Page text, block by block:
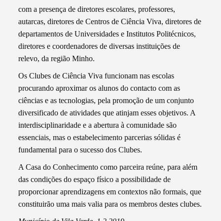
com a presença de diretores escolares, professores,
autarcas, diretores de Centros de Ciência Viva, diretores de
departamentos de Universidades e Institutos Politécnicos,
diretores e coordenadores de diversas instituições de
relevo, da região Minho.
Os Clubes de Ciência Viva funcionam nas escolas
procurando aproximar os alunos do contacto com as
ciências e as tecnologias, pela promoção de um conjunto
diversificado de atividades que atinjam esses objetivos. A
interdisciplinaridade e a abertura à comunidade são
essenciais, mas o estabelecimento parcerias sólidas é
fundamental para o sucesso dos Clubes.
A Casa do Conhecimento como parceira reúne, para além
das condições do espaço físico a possibilidade de
proporcionar aprendizagens em contextos não formais, que
constituirão uma mais valia para os membros destes clubes.